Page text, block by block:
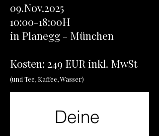
09.Nov.2025
10:00-18:00H
in Planegg - München
Kosten: 249 EUR inkl. MwSt
(und Tee, Kaffee, Wasser)
Deine